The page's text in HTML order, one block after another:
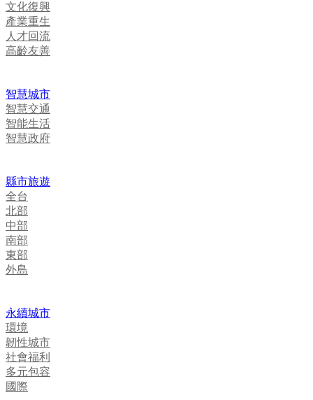
文化復興
產業重生
人才回流
高齡友善
智慧城市
智慧交通
智能生活
智慧政府
縣市旅遊
全台
北部
中部
南部
東部
外島
永續城市
環境
韌性城市
社會福利
多元包容
國際